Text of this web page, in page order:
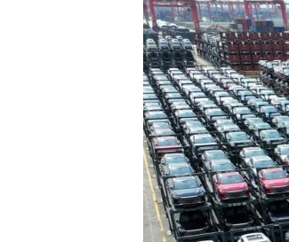
A MÚLT TANULSÁGAI